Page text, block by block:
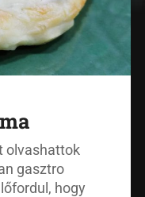
olvashattok
gasztro
hogy